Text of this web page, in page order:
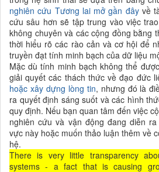
nghiên cứu Tương lai mở gần đâyvề
cứu sâu hơn sẽ tập trung vào việc
không chuyên và các cộng đồng bằng
thời hiểu rõ các rào cản và cơ hội để
truyền đạt tính minh bạch của dữ liệu
Mặc dù tính minh bạch không thể
giải quyết các thách thức về đạo đức
hoặc xây dựng lòng tin, nhưng đó là
ra quyết định sáng suốt và các hình
quy định. Nếu bạn quan tâm đến việc
nghiên cứu và vận động đang diễn
vực này hoặc muốn thảo luận thêm về
hệ.
There is very little transparency
systems - a fact that is causing